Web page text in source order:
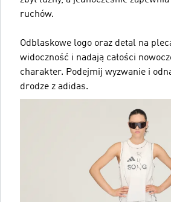
ruchów.
Odblaskowe logo oraz detal na
widoczność i nadają całości
charakter. Podejmij wyzwanie i
drodze z adidas.